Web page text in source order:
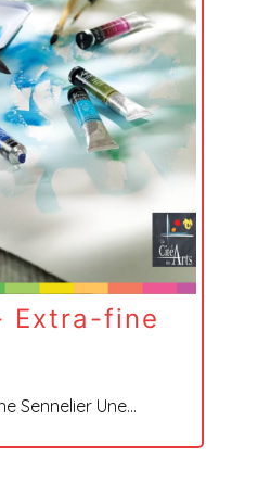
Extra-fine
Sennelier Une...